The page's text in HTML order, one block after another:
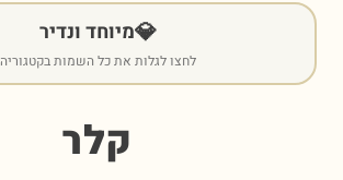
💎מיוחד ונדיר
לחצו לגלות את כל השמות בקטגוריה
קלר